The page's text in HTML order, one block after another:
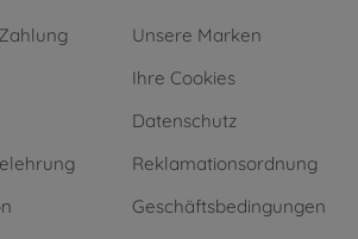
Unsere Marken
Ihre Cookies
Datenschutz
Reklamationsordnung
Geschäftsbedingungen